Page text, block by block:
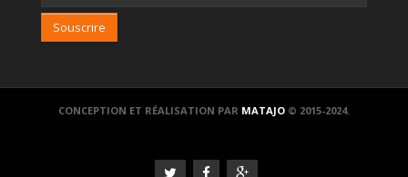
Souscrire
CONCEPTION ET RÉALISATION PAR MATAJO © 2015-2024.